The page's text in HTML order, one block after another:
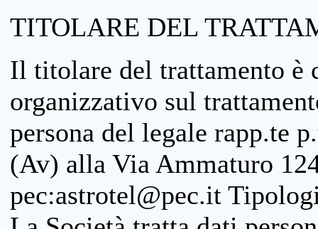
TITOLARE DEL
Il titolare del trattamento è
organizzativo sul
persona del legale rapp.te
(Av) alla Via Ammaturo
pec:astrotel@pec.it